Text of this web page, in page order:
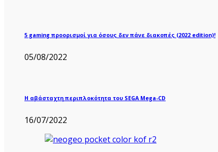
5 gaming προορισμοί για όσους δεν πάνε διακοπές (2022 edition)!
05/08/2022
Η αβάσταχτη περιπλοκότητα του SEGA Mega-CD
16/07/2022